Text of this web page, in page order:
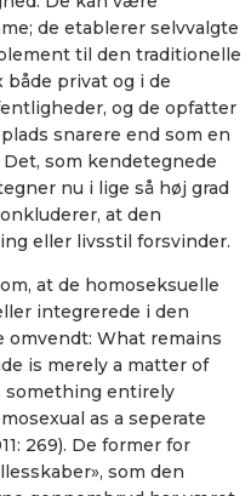
de etablerer selvvalgte
til den traditionelle
både privat og i de
og de opfatter
snarere end som en
Det, som kendetegnede
nu i lige så høj grad
at den
eller livsstil forsvinder.
at de homoseksuelle
integrerede i den
omvendt: What remains
is merely a matter of
something entirely
as a seperate
269). De former for
som den